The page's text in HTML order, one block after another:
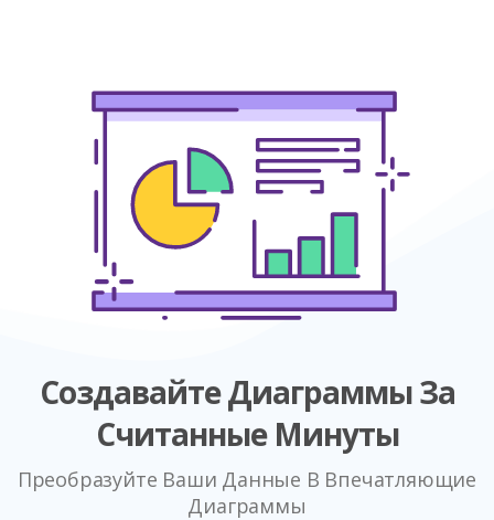
Создавайте Диаграммы За
Считанные Минуты
Преобразуйте Ваши Данные В Впечатляющие
Диаграммы